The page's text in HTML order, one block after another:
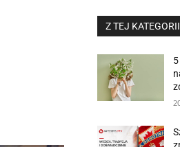
Z TEJ KATEGORII